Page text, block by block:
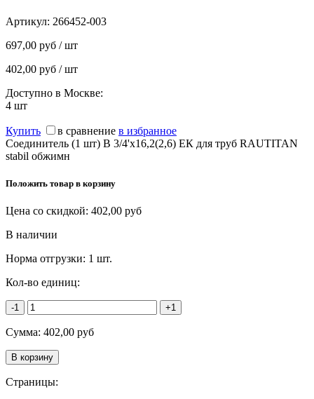
Артикул: 266452-003
697,00 руб / шт
402,00 руб / шт
Доступно в Москве:
4 шт
Купить в сравнение в избранное
Соединитель (1 шт) В 3/4'х16,2(2,6) ЕК для труб RAUTITAN
stabil обжимн
Положить товар в корзину
Цена со скидкой: 402,00 руб
В наличии
Норма отгрузки: 1 шт.
Кол-во единиц:
-1 +1
Сумма: 402,00 руб
Страницы: